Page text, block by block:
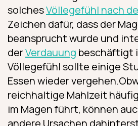
solchesVöllegefühl nach
Zeichen dafür, dass der
beansprucht wurde und
derVerdauung beschäftigt
Völlegefühl sollte einige
Essen wieder
reichhaltige Mahlzeit
im Magen führt, können
andere Ursachen